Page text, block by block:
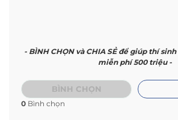
- BÌNH CHỌN và CHIA SẺ để giúp thí
miễn phí 500 triệu -
BÌNH CHỌN
0 Bình chọn